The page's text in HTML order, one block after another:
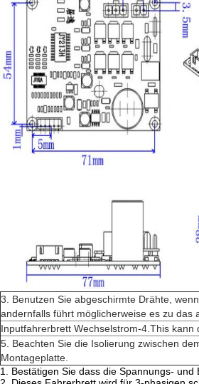
3. Benutzen Sie abgeschirmte Drähte,
andernfalls führt möglicherweise es zu das
Inputfahrerbrett Wechselstrom-4.This
5. Beachten Sie die Isolierung zwischen
Montageplatte.
1. Bestätigen Sie dass die Spannungs-